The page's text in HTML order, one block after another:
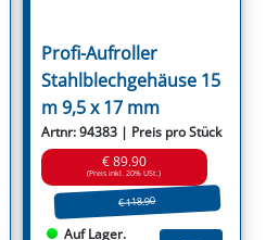
Profi-Aufroller
Stahlblechgehäuse 15
m 9,5 x 17 mm
Artnr: 94383 | Preis pro Stück
€ 89.90
(Preis inkl. 20% USt.)
€ 118.90
Auf Lager.